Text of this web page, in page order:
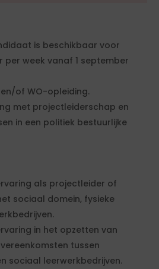
is beschikbaar voor
per week vanaf 1 september
of WO-opleiding.
met projectleiderschap en
in een politiek bestuurlijke
als projectleider of
sociaal domein, fysieke
in het opzetten van
tussen
sociaal leerwerkbedrijven.